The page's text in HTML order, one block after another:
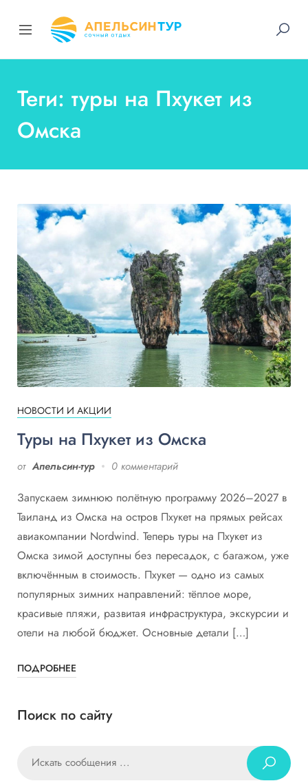
Теги: туры на Пхукет из
Омска
НОВОСТИ И АКЦИИ
Туры на Пхукет из Омска
от Апельсин-тур 0 комментарий
Запускаем зимнюю полётную программу 2026–2027 в
Таиланд из Омска на остров Пхукет на прямых рейсах
авиакомпании Nordwind. Теперь туры на Пхукет из
Омска зимой доступны без пересадок, с багажом, уже
включённым в стоимость. Пхукет — одно из самых
популярных зимних направлений: тёплое море,
красивые пляжи, развитая инфраструктура, экскурсии и
отели на любой бюджет. Основные детали […]
ПОДРОБНЕЕ
Поиск по сайту